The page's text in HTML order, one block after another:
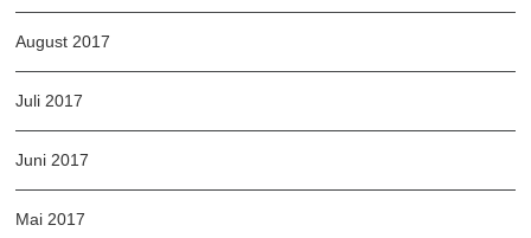
August 2017
Juli 2017
Juni 2017
Mai 2017